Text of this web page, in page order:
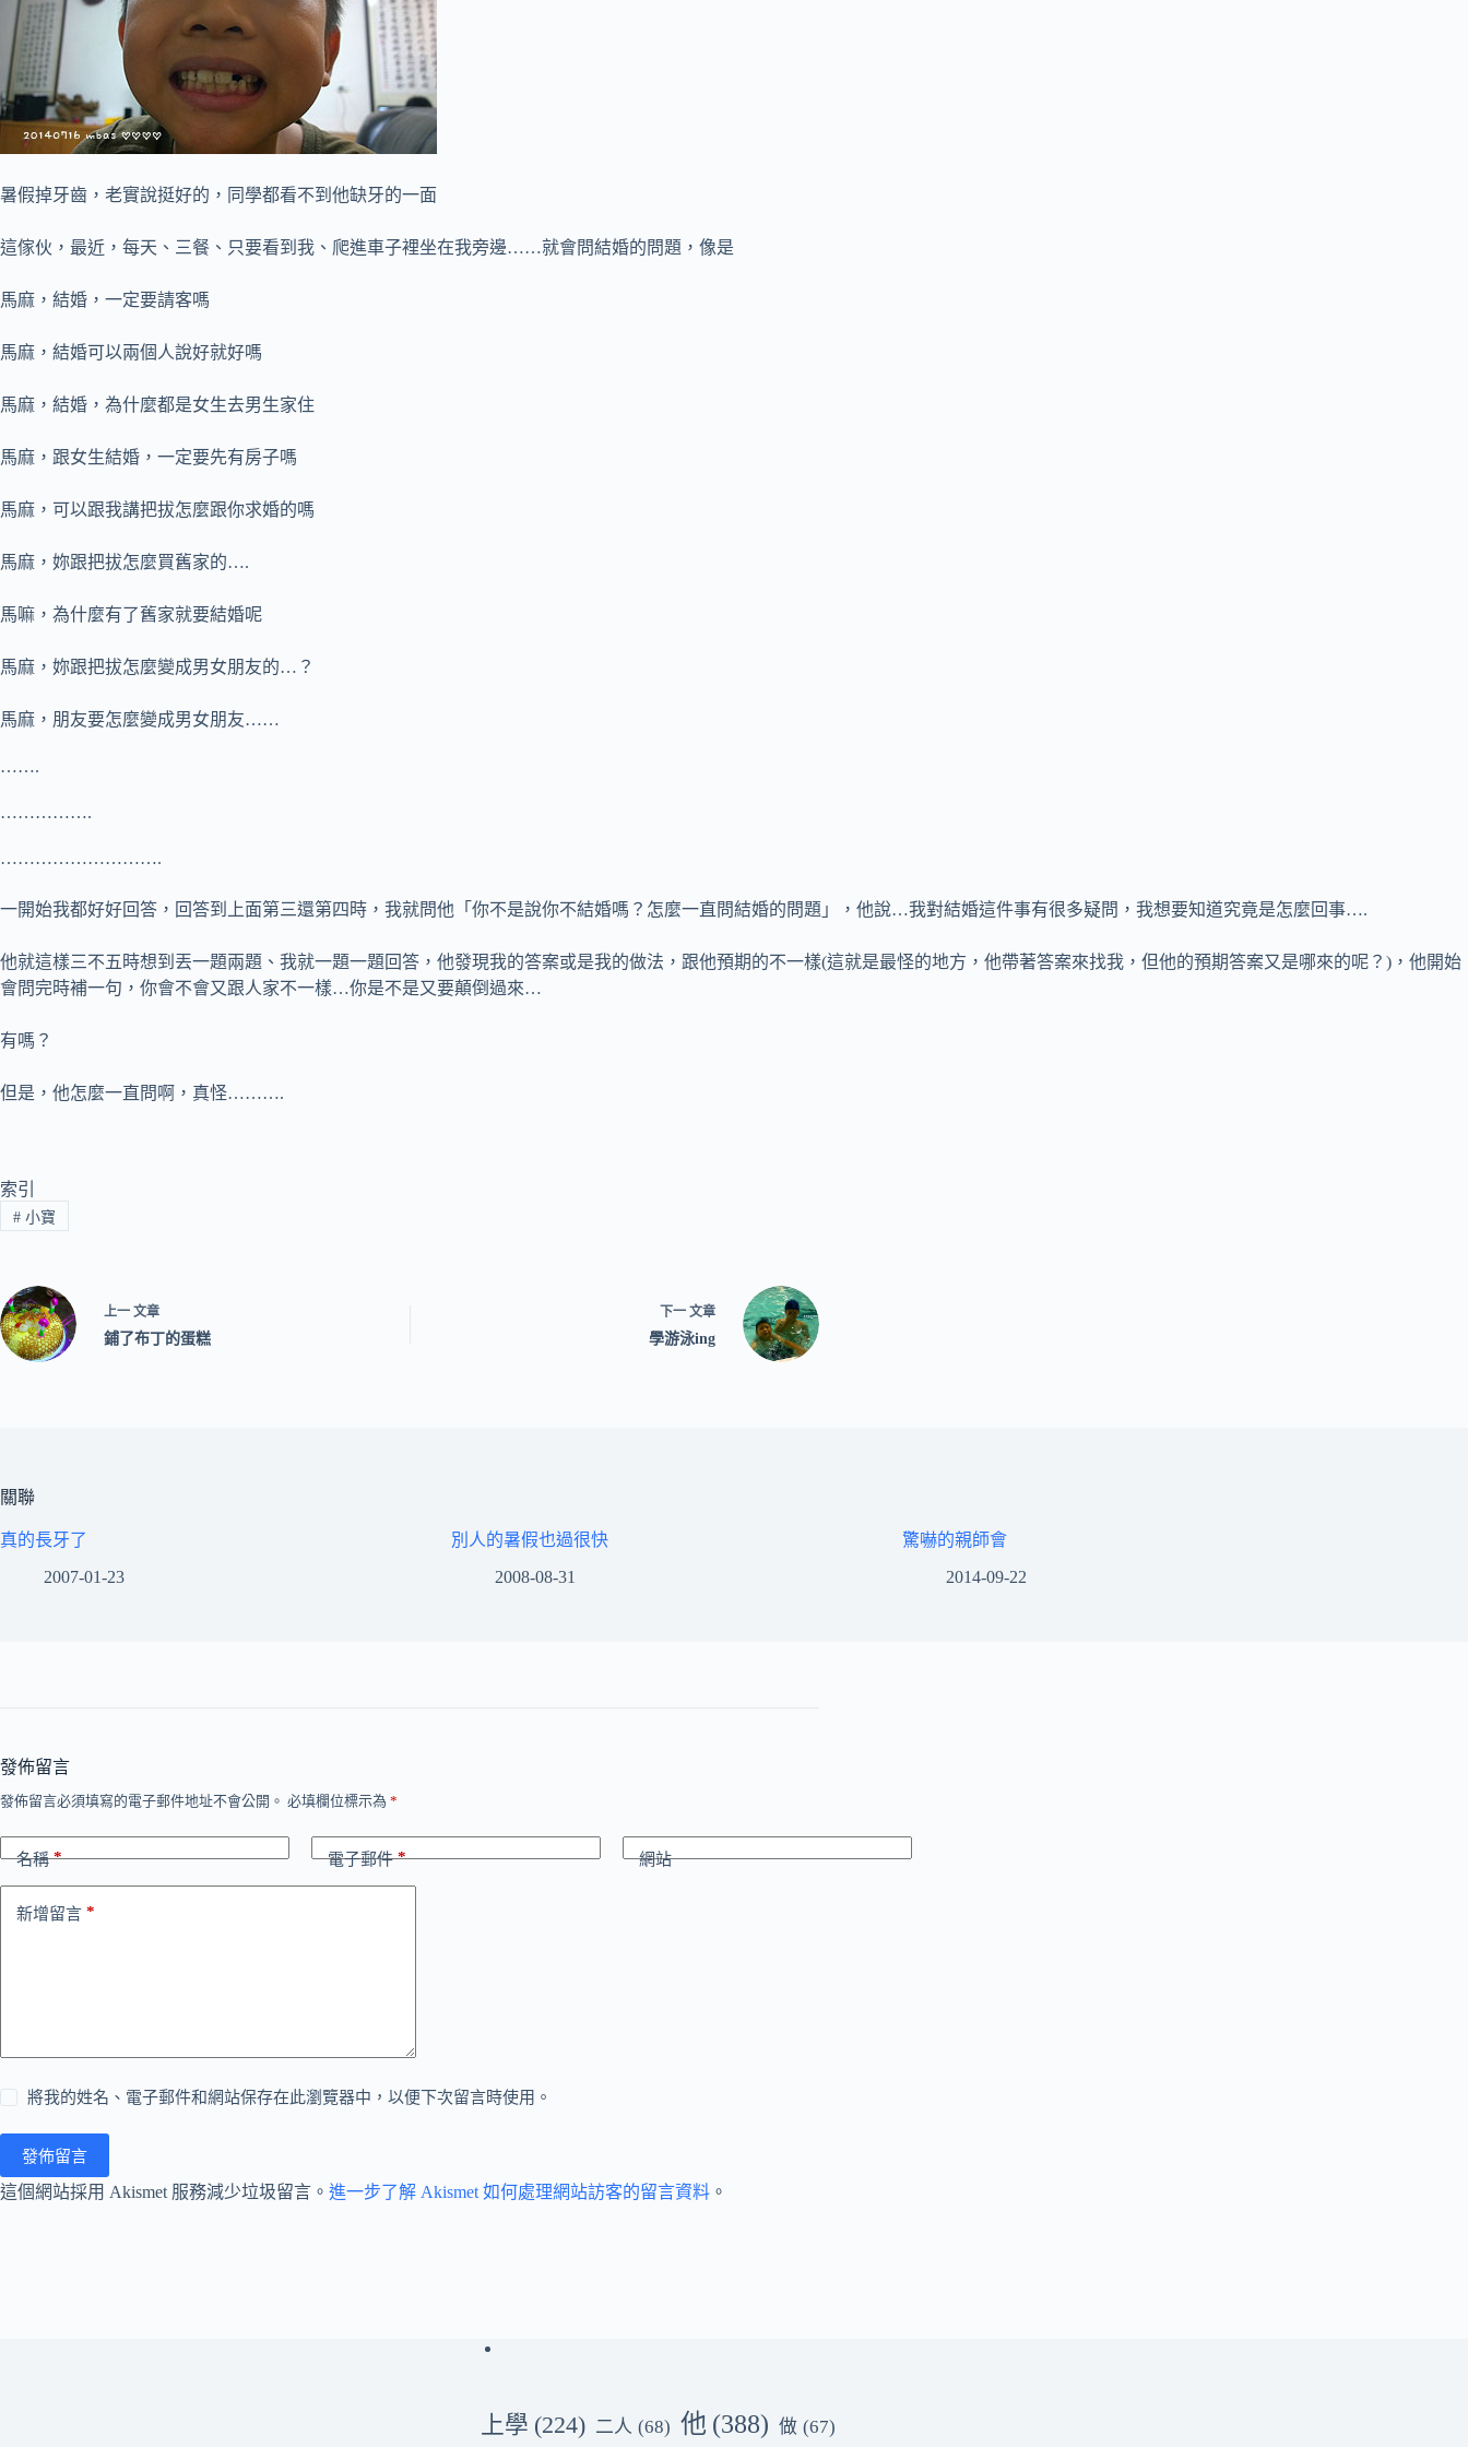
暑假掉牙齒，老實說挺好的，同學都看不到他缺牙的一面
這傢伙，最近，每天、三餐、只要看到我、爬進車子裡坐在我旁邊……就會問結婚的問題，像是
馬麻，結婚，一定要請客嗎
馬麻，結婚可以兩個人說好就好嗎
馬麻，結婚，為什麼都是女生去男生家住
馬麻，跟女生結婚，一定要先有房子嗎
馬麻，可以跟我講把拔怎麼跟你求婚的嗎
馬麻，妳跟把拔怎麼買舊家的….
馬嘛，為什麼有了舊家就要結婚呢
馬麻，妳跟把拔怎麼變成男女朋友的…？
馬麻，朋友要怎麼變成男女朋友……
…….
…………….
……………………….
一開始我都好好回答，回答到上面第三還第四時，我就問他「你不是說你不結婚嗎？怎麼一直問結婚的問題」，他說…我對結婚這件事有很多疑問，我想要知道究竟是怎麼回事….
他就這樣三不五時想到丟一題兩題、我就一題一題回答，他發現我的答案或是我的做法，跟他預期的不一樣(這就是最怪的地方，他帶著答案來找我，但他的預期答案又是哪來的呢？)，他開始
會問完時補一句，你會不會又跟人家不一樣…你是不是又要顛倒過來…
有嗎？
但是，他怎麼一直問啊，真怪……….
索引
#小寶
上一 文章
鋪了布丁的蛋糕
下一 文章
學游泳ing
關聯
真的長牙了
2007-01-23
別人的暑假也過很快
2008-08-31
驚嚇的親師會
2014-09-22
發佈留言
發佈留言必須填寫的電子郵件地址不會公開。 必填欄位標示為 *
名稱* 電子郵件* 網站
新增留言 *
將我的姓名、電子郵件和網站保存在此瀏覽器中，以便下次留言時使用。
發佈留言
這個網站採用 Akismet 服務減少垃圾留言。 進一步了解 Akismet 如何處理網站訪客的留言資料 。
上學 (224) 二人 (68) 他 (388) 做 (67)